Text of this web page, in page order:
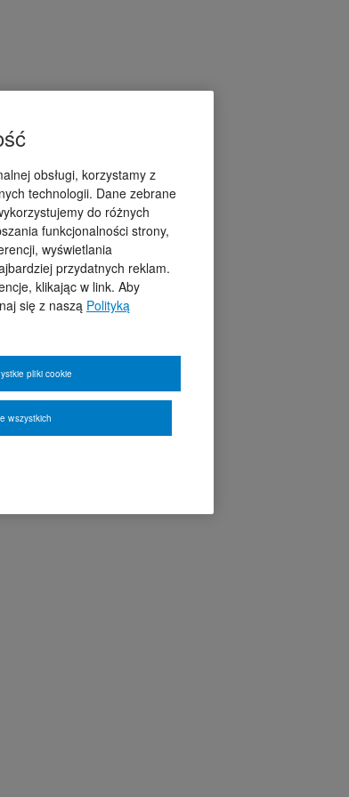
obsługi, korzystamy z
technologii. Dane zebrane
do różnych
funkcjonalności strony,
wyświetlania
przydatnych reklam.
klikając w link. Aby
się z naszą Polityką
wszystkich
pliki cookie